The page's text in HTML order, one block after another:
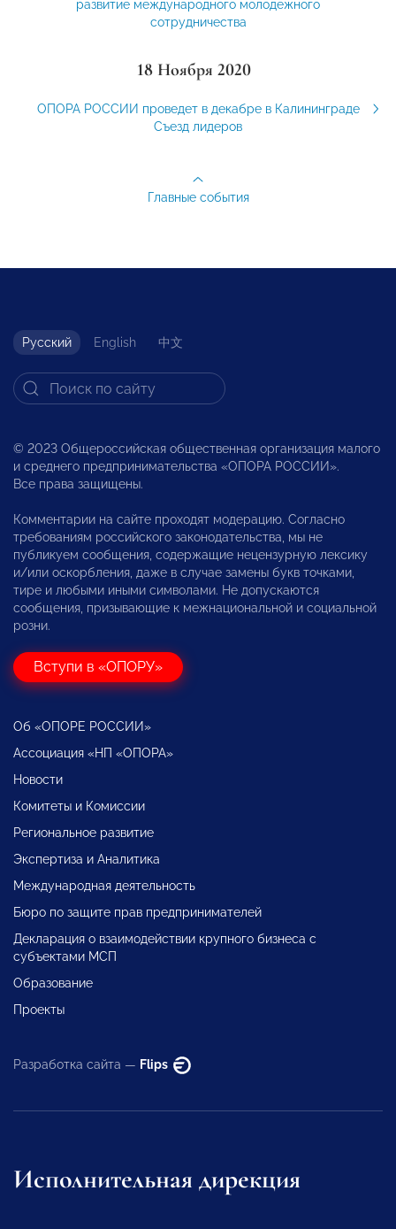
развитие международного молодежного
сотрудничества
18 Ноября 2020
ОПОРА РОССИИ проведет в декабре в Калининграде
Съезд лидеров
Главные события
Русский English 中文
© 2023 Общероссийская общественная организация малого
и среднего предпринимательства «ОПОРА РОССИИ».
Все права защищены.
Комментарии на сайте проходят модерацию. Согласно
требованиям российского законодательства, мы не
публикуем сообщения, содержащие нецензурную лексику
и/или оскорбления, даже в случае замены букв точками,
тире и любыми иными символами. Не допускаются
сообщения, призывающие к межнациональной и социальной
розни.
Вступи в «ОПОРУ»
Об «ОПОРЕ РОССИИ»
Ассоциация «НП «ОПОРА»
Новости
Комитеты и Комиссии
Региональное развитие
Экспертиза и Аналитика
Международная деятельность
Бюро по защите прав предпринимателей
Декларация о взаимодействии крупного бизнеса с
субъектами МСП
Образование
Проекты
Разработка сайта — Flips
Исполнительная дирекция